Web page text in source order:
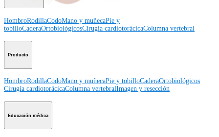
HombroRodillaCodoMano y muñecaPie y
tobilloCaderaOrtobiológicosCirugía cardiotorácicaColumna vertebral
Producto
HombroRodillaCodoMano y muñecaPie y tobilloCaderaOrtobiológicos
Cirugía cardiotorácicaColumna vertebralImagen y resección
Educación médica